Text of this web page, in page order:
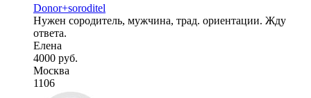
Donor+soroditel
Нужен сородитель, мужчина, трад. ориентации. Жду
ответа.
Елена
4000 руб.
Москва
1106